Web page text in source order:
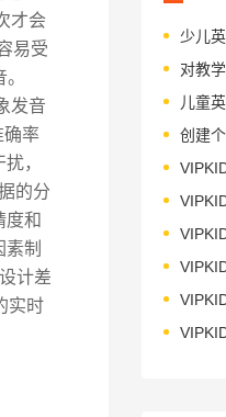
才会
易受
发音
确率
，
的分
度和
制
计差
实时
少儿
对教
儿童
创建